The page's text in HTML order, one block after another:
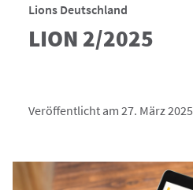
Lions Deutschland
LION 2/2025
Veröffentlicht am 27. März 2025